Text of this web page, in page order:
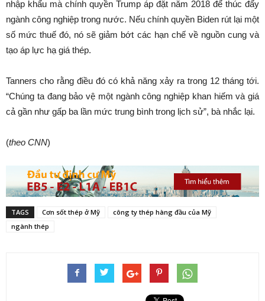
nhập khẩu mà chính quyền Trump áp đặt năm 2018 để thúc đẩy
ngành công nghiệp trong nước. Nếu chính quyền Biden rút lại một
số mức thuế đó, nó sẽ giảm bớt các hạn chế về nguồn cung và
tạo áp lực hạ giá thép.
Tanners cho rằng điều đó có khả năng xảy ra trong 12 tháng tới.
“Chúng ta đang bảo vệ một ngành công nghiệp khan hiếm và giá
cả gần như gấp ba lần mức trung bình trong lịch sử”, bà nhắc lại.
(theo CNN)
TAGS Cơn sốt thép ở Mỹ
công ty thép hàng đầu của Mỹ
ngành thép